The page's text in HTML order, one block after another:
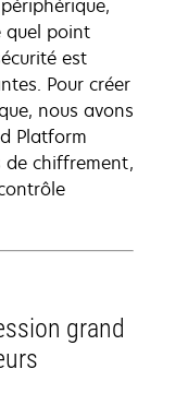
quel point
est
Pour créer
nous avons
Platform
de chiffrement,
grand